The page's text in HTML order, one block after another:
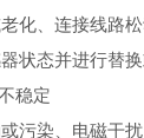
、连接线路松
态并进行替换
稳定
染、电磁干扰